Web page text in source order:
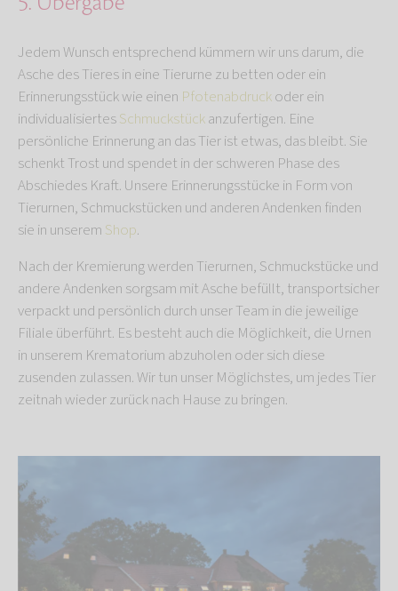
Jedem Wunsch entsprechend kümmern wir uns darum, die
Asche des Tieres in eine Tierurne zu betten oder ein
Erinnerungsstück wie einen Pfotenabdruckoder ein
individualisiertesSchmuckstückanzufertigen. Eine
persönliche Erinnerung an das Tier ist etwas, das bleibt. Sie
schenkt Trost und spendet in der schweren Phase des
Abschiedes Kraft. Unsere Erinnerungsstücke in Form von
Tierurnen, Schmuckstücken und anderen Andenken finden
sie in unserem Shop.
Nach der Kremierung werden Tierurnen, Schmuckstücke und
andere Andenken sorgsam mit Asche befüllt, transportsicher
verpackt und persönlich durch unser Team in die jeweilige
Filiale überführt. Es besteht auch die Möglichkeit, die Urnen
in unserem Krematorium abzuholen oder sich diese
zusenden zulassen. Wir tun unser Möglichstes, um jedes Tier
zeitnah wieder zurück nach Hause zu bringen.